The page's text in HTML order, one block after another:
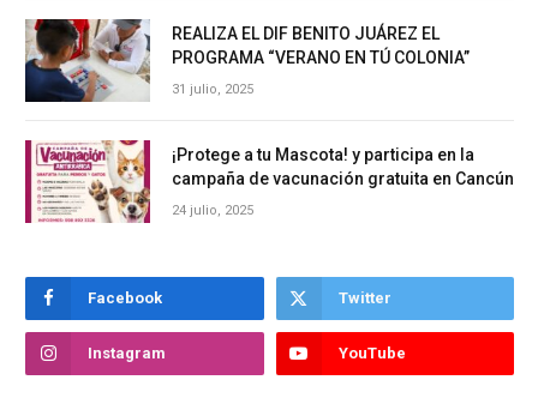
REALIZA EL DIF BENITO JUÁREZ EL
PROGRAMA “VERANO EN TÚ COLONIA”
31 julio, 2025
¡Protege a tu Mascota! y participa en la
campaña de vacunación gratuita en Cancún
24 julio, 2025
Facebook Twitter
Instagram YouTube